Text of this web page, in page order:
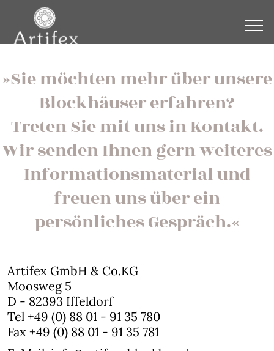
»Sie möchten mehr über unsere
Blockhäuser erfahren?
Treten Sie mit uns in Kontakt.
Wir senden Ihnen gern weiteres
Informationsmaterial und
freuen uns über ein
persönliches Gespräch.«
Artifex GmbH & Co.KG
Moosweg 5
D - 82393 Iffeldorf
Tel +49 (0) 88 01 - 91 35 780
Fax +49 (0) 88 01 - 91 35 781